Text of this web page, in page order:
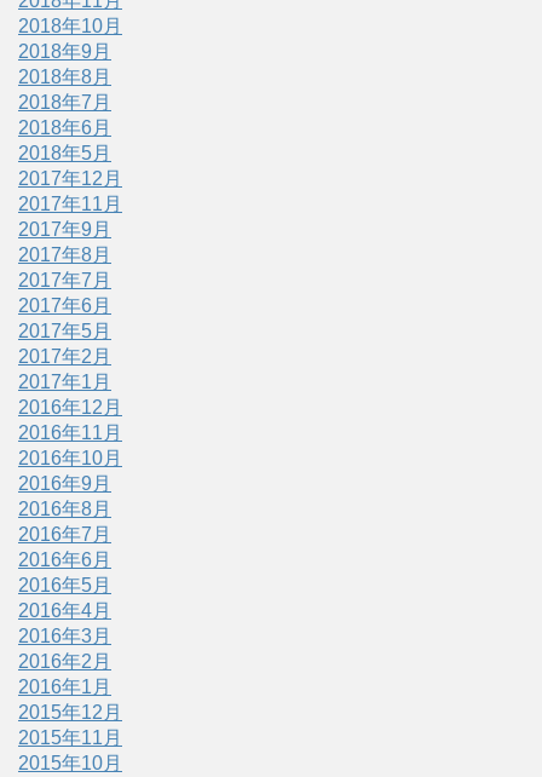
2018年10月
2018年9月
2018年8月
2018年7月
2018年6月
2018年5月
2017年12月
2017年11月
2017年9月
2017年8月
2017年7月
2017年6月
2017年5月
2017年2月
2017年1月
2016年12月
2016年11月
2016年10月
2016年9月
2016年8月
2016年7月
2016年6月
2016年5月
2016年4月
2016年3月
2016年2月
2016年1月
2015年12月
2015年11月
2015年10月